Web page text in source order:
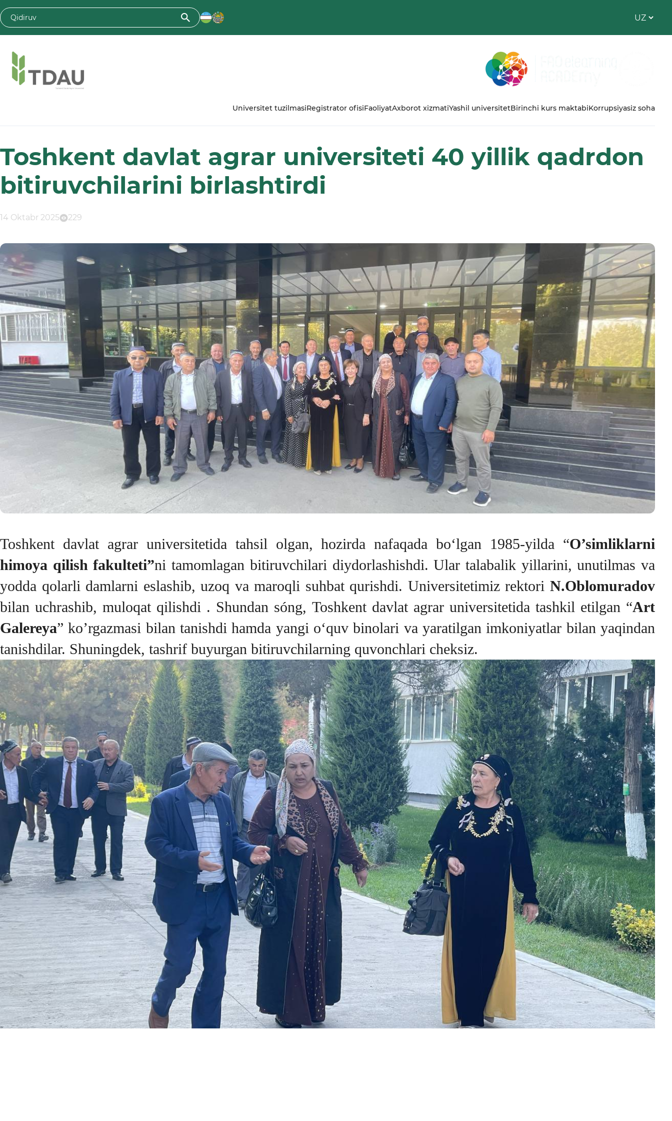
Universitet tuzilmasiRegistrator ofisiFaoliyatAxborot xizmatiYashil universitetBirinchi kurs maktabiKorrupsiyasiz soha
Toshkent davlat agrar universiteti 40 yillik qadrdon
bitiruvchilarini birlashtirdi
14 Oktabr 2025 229
Toshkent davlat agrar universitetida tahsil olgan, hozirda nafaqada boʻlgan 1985-yilda “O’simliklarni
himoya qilish fakulteti”ni tamomlagan bitiruvchilari diydorlashishdi. Ular talabalik yillarini, unutilmas va
yodda qolarli damlarni eslashib, uzoq va maroqli suhbat qurishdi. Universitetimiz rektori N.Oblomuradov
bilan uchrashib, muloqat qilishdi . Shundan sóng, Toshkent davlat agrar universitetida tashkil etilgan “Art
Galereya” ko’rgazmasi bilan tanishdi hamda yangi o‘quv binolari va yaratilgan imkoniyatlar bilan yaqindan
tanishdilar. Shuningdek, tashrif buyurgan bitiruvchilarning quvonchlari cheksiz.